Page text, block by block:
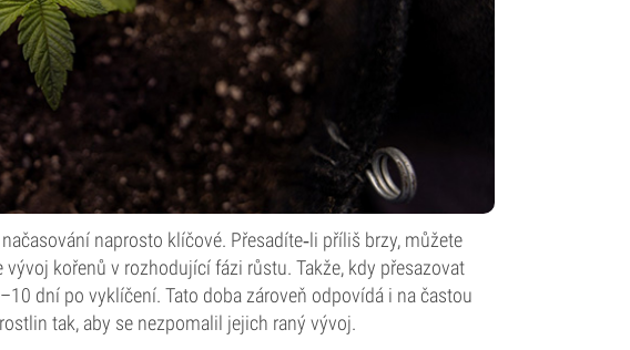
naprosto klíčové. Přesadíte‑li příliš brzy, můžete
kořenů v rozhodující fázi růstu. Takže, kdy přesazovat
dní po vyklíčení. Tato doba zároveň odpovídá i na častou
tak, aby se nezpomalil jejich raný vývoj.